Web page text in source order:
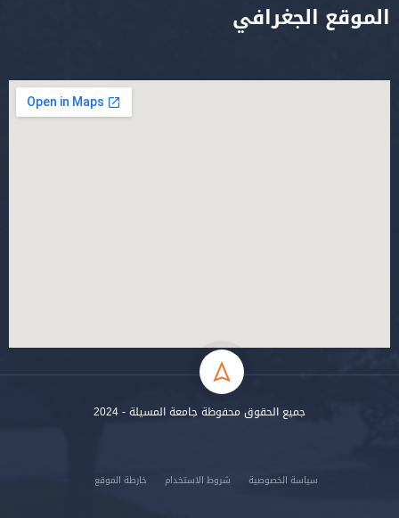
الموقع الجغرافي
جميع الحقوق محفوظة جامعة المسيلة - 2024
سياسة الخصوصية شروط الاستخدام خارطة الموقع